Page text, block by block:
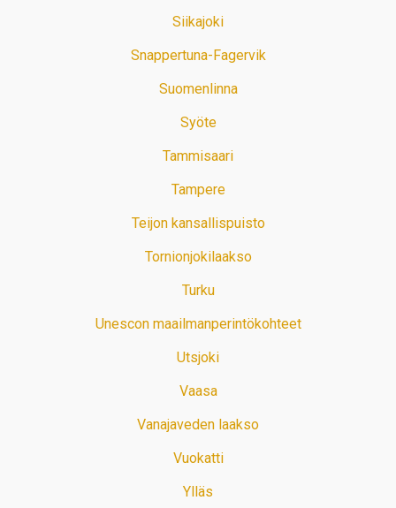
Siikajoki
Snappertuna-Fagervik
Suomenlinna
Syöte
Tammisaari
Tampere
Teijon kansallispuisto
Tornionjokilaakso
Turku
Unescon maailmanperintökohteet
Utsjoki
Vaasa
Vanajaveden laakso
Vuokatti
Ylläs